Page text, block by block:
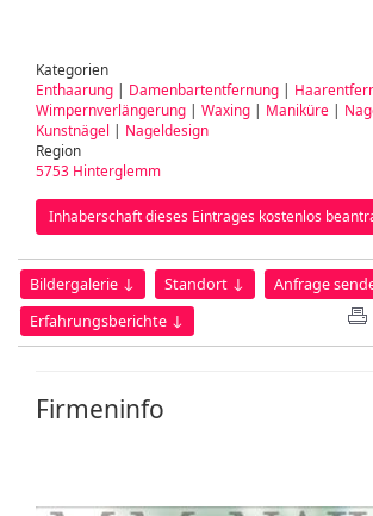
Kategorien
Enthaarung | Damenbartentfernung |
Wimpernverlängerung | Waxing | Maniküre |
Kunstnägel | Nageldesign
Region
5753 Hinterglemm
Inhaberschaft dieses Eintrages kostenlos
Bildergalerie ↓ Standort ↓
Anfrage
Erfahrungsberichte ↓
Firmeninfo